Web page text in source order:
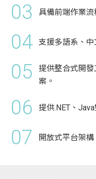
03 具備前端作業
04 支援多語系、中
05
提供整合式開
案。
06 提供.NET、
07 開放式平台架